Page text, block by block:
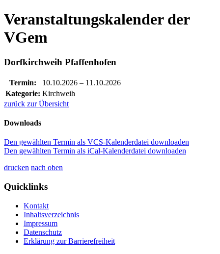
Veranstaltungskalender der
VGem
Dorfkirchweih Pfaffenhofen
Termin: 10.10.2026 – 11.10.2026
Kategorie: Kirchweih
zurück zur Übersicht
Downloads
Den gewählten Termin als VCS-Kalenderdatei downloaden
Den gewählten Termin als iCal-Kalenderdatei downloaden
drucken nach oben
Quicklinks
Kontakt
Inhaltsverzeichnis
Impressum
Datenschutz
Erklärung zur Barrierefreiheit